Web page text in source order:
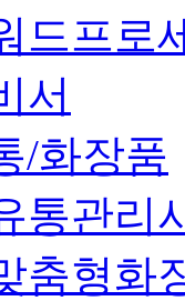
드프로
서
/화장품
통관리
춤형화